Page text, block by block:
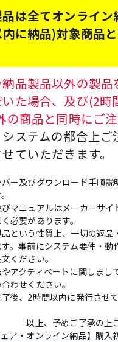
は全てオンライン
に納品)対象商品
品製品以外の製品
た場合、及び(2時
の商品と同時にご
ステムの都合上ご
ていただきます。
ー及びダウンロード手順説
マニュアルはメーカーサイ
必要があります。
という性質上、一切の返品
。事前にシステム要件・動
ください。
アクティベートに関しまし
わせください。
後、2時間以内に発行させ
以上、予めご了承の上
ア・オンライン納品】購入